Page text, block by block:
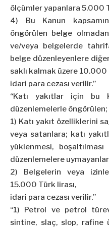
ölçümler yapanlara 5.000
4) Bu Kanun
öngörülen belge
ve/veya belgelerde
belge düzenleyenlere
saklı kalmak üzere 10.000
idari para cezası verilir.”
“Katı yakıtlar için bu
düzenlemelerle öngörülen;
1) Katı yakıt özelliklerini
veya satanlara; katı
yüklenmesi,
düzenlemelere
2) Belgelerin veya
15.000 Türk lirası,
idari para cezası verilir.”
“1) Petrol ve petrol
sintine, slaç, slop, rafine